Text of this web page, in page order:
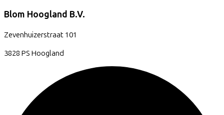
Blom Hoogland B.V.
Zevenhuizerstraat 101
3828 PS Hoogland